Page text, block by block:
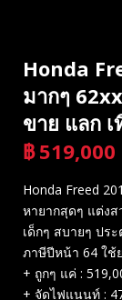
Honda
มากๆ
ขาย แลก
฿ 519,000
Honda Freed
หายากสุดๆ แต่ง
เด็กๆ สบายๆ ปร
ภาษีปีหน้า 64 ใช้
+ ถูกๆ​ แค่​ :
+ จัดไฟแนนท์ :